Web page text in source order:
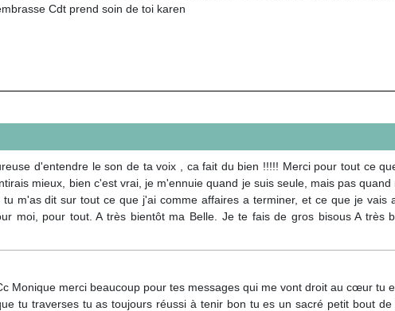
Cdt prend soin de toi karen
d'entendre le son de ta voix , ca fait du bien !!!!! Merci pour tout ce
mieux, bien c'est vrai, je m'ennuie quand je suis seule, mais pas
m'as dit sur tout ce que j'ai comme affaires a terminer, et ce que je
moi, pour tout. A très bientôt ma Belle. Je te fais de gros bisous A très
Monique merci beaucoup pour tes messages qui me vont droit au cœur tu
tu traverses tu as toujours réussi à tenir bon tu es un sacré petit bout